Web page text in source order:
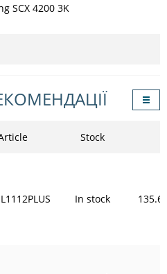
SCX 4200 3K
Stock
In stock